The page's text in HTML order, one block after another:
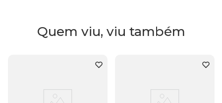
Quem viu, viu também